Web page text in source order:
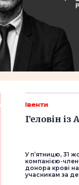
Івенти
Геловін із
У п’ятницю, 31
компанією-
донора крові
учасникам за